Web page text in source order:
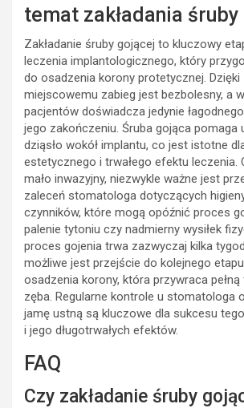
temat zakładania śruby
Zakładanie śruby gojącej to kluczowy
leczenia implantologicznego, który
do osadzenia korony protetycznej. Dzięki
miejscowemu zabieg jest bezbolesny, a
pacjentów doświadcza jedynie
jego zakończeniu. Śruba gojąca pomaga
dziąsło wokół implantu, co jest istotne
estetycznego i trwałego efektu leczenia.
mało inwazyjny, niezwykle ważne jest
zaleceń stomatologa dotyczących
czynników, które mogą opóźnić proces
palenie tytoniu czy nadmierny wysiłek
proces gojenia trwa zazwyczaj kilka
możliwe jest przejście do kolejnego
osadzenia korony, która przywraca
zęba. Regularne kontrole u stomatologa
jamę ustną są kluczowe dla sukcesu
i jego długotrwałych efektów.
FAQ
Czy zakładanie śruby